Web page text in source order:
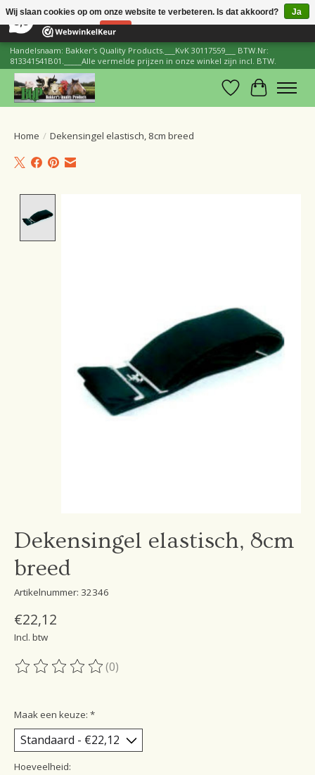
206 Reviews ×
Handelsnaam: Bakker's Quality Products.___KvK 30117559___ BTW.Nr:
813341541B01._____Alle vermelde prijzen in onze winkel zijn incl. BTW.
Verlanglijst
Home / Dekensingel elastisch, 8cm breed
Dekensingel elastisch, 8cm
breed
Artikelnummer: 32346
€22,12
Incl. btw
De beoordeling van dit product is
(0)
Maak een keuze: *
Hoeveelheid:
Wij slaan cookies op om onze website te verbeteren. Is dat akkoord?
Ja
Nee